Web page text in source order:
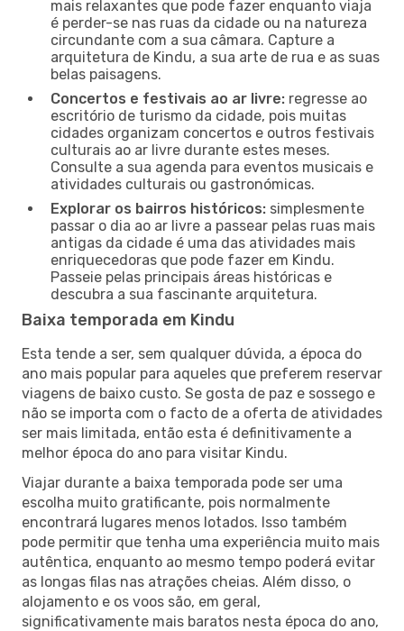
mais relaxantes que pode fazer enquanto viaja
é perder-se nas ruas da cidade ou na natureza
circundante com a sua câmara. Capture a
arquitetura de Kindu, a sua arte de rua e as suas
belas paisagens.
Concertos e festivais ao ar livre: regresse ao
escritório de turismo da cidade, pois muitas
cidades organizam concertos e outros festivais
culturais ao ar livre durante estes meses.
Consulte a sua agenda para eventos musicais e
atividades culturais ou gastronómicas.
Explorar os bairros históricos: simplesmente
passar o dia ao ar livre a passear pelas ruas mais
antigas da cidade é uma das atividades mais
enriquecedoras que pode fazer em Kindu.
Passeie pelas principais áreas históricas e
descubra a sua fascinante arquitetura.
Baixa temporada em Kindu
Esta tende a ser, sem qualquer dúvida, a época do
ano mais popular para aqueles que preferem reservar
viagens de baixo custo. Se gosta de paz e sossego e
não se importa com o facto de a oferta de atividades
ser mais limitada, então esta é definitivamente a
melhor época do ano para visitar Kindu.
Viajar durante a baixa temporada pode ser uma
escolha muito gratificante, pois normalmente
encontrará lugares menos lotados. Isso também
pode permitir que tenha uma experiência muito mais
autêntica, enquanto ao mesmo tempo poderá evitar
as longas filas nas atrações cheias. Além disso, o
alojamento e os voos são, em geral,
significativamente mais baratos nesta época do ano,